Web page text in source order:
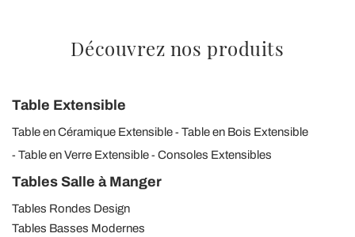
Découvrez nos produits
Table Extensible
Table en Céramique Extensible
Table en Bois Extensible
Table en Verre Extensible
Consoles Extensibles
Tables Salle à Manger
Tables Rondes Design
Tables Basses Modernes